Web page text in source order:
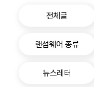
전체글
랜섬웨어 종류
뉴스레터